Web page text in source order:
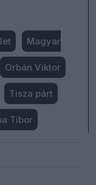
Magyar
Orbán Viktor
Tisza párt
Tibor